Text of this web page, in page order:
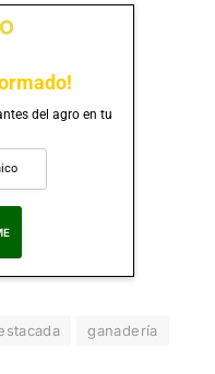
del agro en tu
ganadería